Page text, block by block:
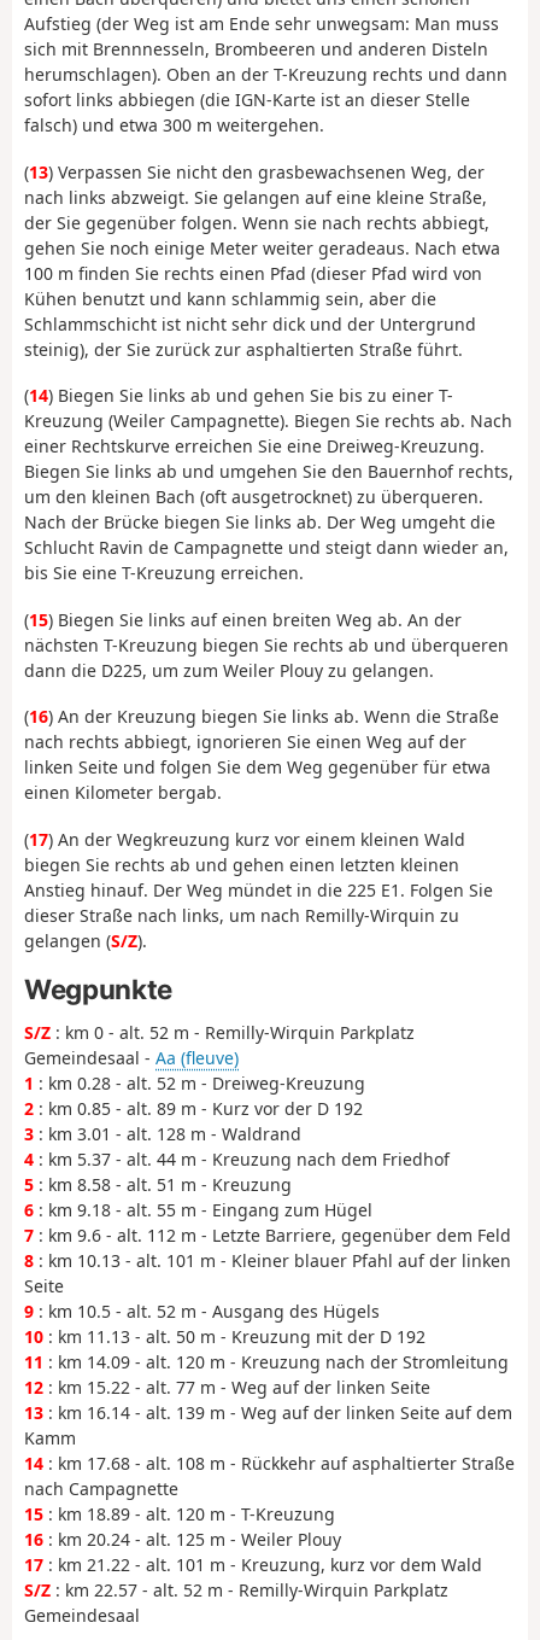
Aufstieg (der Weg ist am Ende sehr unwegsam: Man muss
sich mit Brennnesseln, Brombeeren und anderen Disteln
herumschlagen). Oben an der T-Kreuzung rechts und dann
sofort links abbiegen (die IGN-Karte ist an dieser Stelle
falsch) und etwa 300 m weitergehen.
(13) Verpassen Sie nicht den grasbewachsenen Weg, der
nach links abzweigt. Sie gelangen auf eine kleine Straße,
der Sie gegenüber folgen. Wenn sie nach rechts abbiegt,
gehen Sie noch einige Meter weiter geradeaus. Nach etwa
100 m finden Sie rechts einen Pfad (dieser Pfad wird von
Kühen benutzt und kann schlammig sein, aber die
Schlammschicht ist nicht sehr dick und der Untergrund
steinig), der Sie zurück zur asphaltierten Straße führt.
(14) Biegen Sie links ab und gehen Sie bis zu einer T-
Kreuzung (Weiler Campagnette). Biegen Sie rechts ab. Nach
einer Rechtskurve erreichen Sie eine Dreiweg-Kreuzung.
Biegen Sie links ab und umgehen Sie den Bauernhof rechts,
um den kleinen Bach (oft ausgetrocknet) zu überqueren.
Nach der Brücke biegen Sie links ab. Der Weg umgeht die
Schlucht Ravin de Campagnette und steigt dann wieder an,
bis Sie eine T-Kreuzung erreichen.
(15) Biegen Sie links auf einen breiten Weg ab. An der
nächsten T-Kreuzung biegen Sie rechts ab und überqueren
dann die D225, um zum Weiler Plouy zu gelangen.
(16) An der Kreuzung biegen Sie links ab. Wenn die Straße
nach rechts abbiegt, ignorieren Sie einen Weg auf der
linken Seite und folgen Sie dem Weg gegenüber für etwa
einen Kilometer bergab.
(17) An der Wegkreuzung kurz vor einem kleinen Wald
biegen Sie rechts ab und gehen einen letzten kleinen
Anstieg hinauf. Der Weg mündet in die 225 E1. Folgen Sie
dieser Straße nach links, um nach Remilly-Wirquin zu
gelangen (S/Z).
Wegpunkte
S/Z : km 0 - alt. 52 m - Remilly-Wirquin Parkplatz
Gemeindesaal - Aa (fleuve)
1 : km 0.28 - alt. 52 m - Dreiweg-Kreuzung
2 : km 0.85 - alt. 89 m - Kurz vor der D 192
3 : km 3.01 - alt. 128 m - Waldrand
4 : km 5.37 - alt. 44 m - Kreuzung nach dem Friedhof
5 : km 8.58 - alt. 51 m - Kreuzung
6 : km 9.18 - alt. 55 m - Eingang zum Hügel
7 : km 9.6 - alt. 112 m - Letzte Barriere, gegenüber dem Feld
8 : km 10.13 - alt. 101 m - Kleiner blauer Pfahl auf der linken
Seite
9 : km 10.5 - alt. 52 m - Ausgang des Hügels
10 : km 11.13 - alt. 50 m - Kreuzung mit der D 192
11 : km 14.09 - alt. 120 m - Kreuzung nach der Stromleitung
12 : km 15.22 - alt. 77 m - Weg auf der linken Seite
13 : km 16.14 - alt. 139 m - Weg auf der linken Seite auf dem
Kamm
14 : km 17.68 - alt. 108 m - Rückkehr auf asphaltierter Straße
nach Campagnette
15 : km 18.89 - alt. 120 m - T-Kreuzung
16 : km 20.24 - alt. 125 m - Weiler Plouy
17 : km 21.22 - alt. 101 m - Kreuzung, kurz vor dem Wald
S/Z : km 22.57 - alt. 52 m - Remilly-Wirquin Parkplatz
Gemeindesaal